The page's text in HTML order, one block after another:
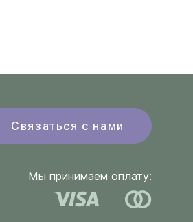
Связаться с нами
Мы принимаем оплату: